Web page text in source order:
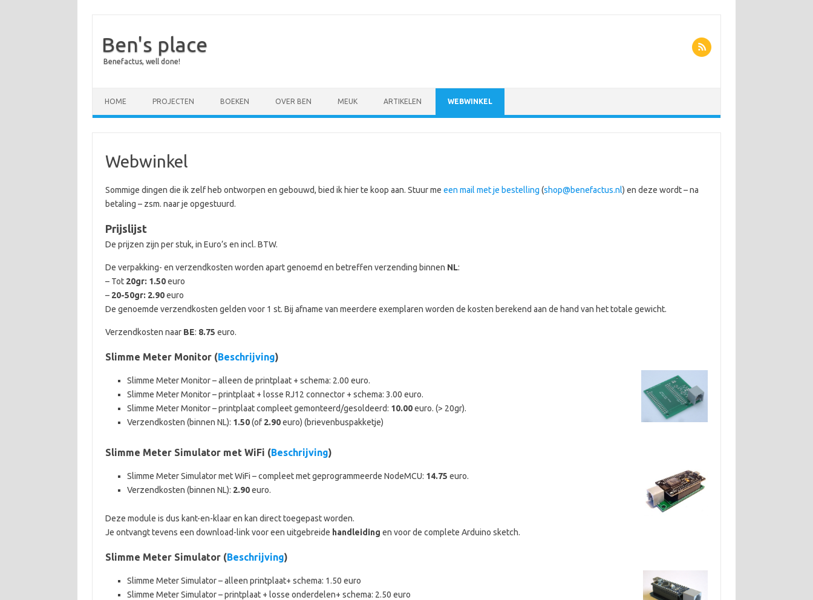
Ben's place
Benefactus, well done!
HOME PROJECTEN BOEKEN OVER BEN MEUK ARTIKELEN WEBWINKEL
Webwinkel
Sommige dingen die ik zelf heb ontworpen en gebouwd, bied ik hier te koop aan. Stuur me een mail met je bestelling (shop@benefactus.nl) en deze wordt – na
betaling – zsm. naar je opgestuurd.
Prijslijst
De prijzen zijn per stuk, in Euro’s en incl. BTW.
De verpakking- en verzendkosten worden apart genoemd en betreffen verzending binnen NL:
– Tot 20gr: 1.50euro
– 20-50gr: 2.90euro
De genoemde verzendkosten gelden voor 1 st. Bij afname van meerdere exemplaren worden de kosten berekend aan de hand van het totale gewicht.
Verzendkosten naar BE: 8.75 euro.
Slimme Meter Monitor (Beschrijving)
Slimme Meter Monitor – alleen de printplaat + schema: 2.00 euro.
Slimme Meter Monitor – printplaat + losse RJ12 connector + schema: 3.00 euro.
Slimme Meter Monitor – printplaat compleet gemonteerd/gesoldeerd: 10.00euro. (> 20gr).
Verzendkosten (binnen NL): 1.50(of 2.90euro) (brievenbuspakketje)
Slimme Meter Simulator met WiFi (Beschrijving)
Slimme Meter Simulator met WiFi – compleet met geprogrammeerde NodeMCU: 14.75 euro.
Verzendkosten (binnen NL): 2.90euro.
Deze module is dus kant-en-klaar en kan direct toegepast worden.
Je ontvangt tevens een download-link voor een uitgebreide handleiding en voor de complete Arduino sketch.
Slimme Meter Simulator (Beschrijving)
Slimme Meter Simulator – alleen printplaat+ schema: 1.50 euro
Slimme Meter Simulator – printplaat + losse onderdelen+ schema: 2.50 euro